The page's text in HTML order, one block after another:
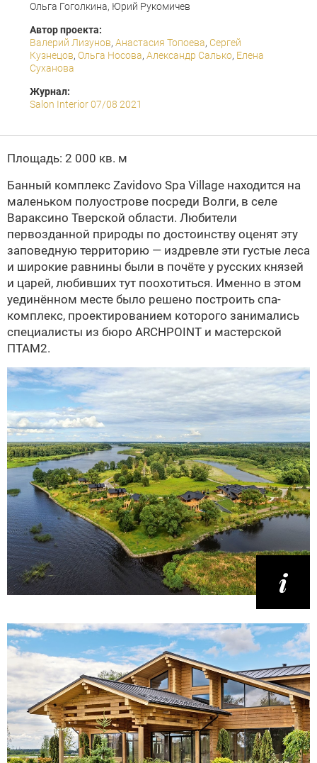
Ольга Гоголкина, Юрий Рукомичев
Автор проекта:
Валерий Лизунов, Анастасия Топоева, Сергей
Кузнецов, Ольга Носова, Александр Салько, Елена
Суханова
Журнал:
Salon Interior 07/08 2021
Площадь: 2 000 кв. м
Банный комплекс Zavidovo Spa Village находится на
маленьком полуострове посреди Волги, в селе
Вараксино Тверской области. Любители
первозданной природы по достоинству оценят эту
заповедную территорию — издревле эти густые леса
и широкие равнины были в почёте у русских князей
и царей, любивших тут поохотиться. Именно в этом
уединённом месте было решено построить спа-
комплекс, проектированием которого занимались
специалисты из бюро ARCHPOINT и мастерской
ПТАМ2.